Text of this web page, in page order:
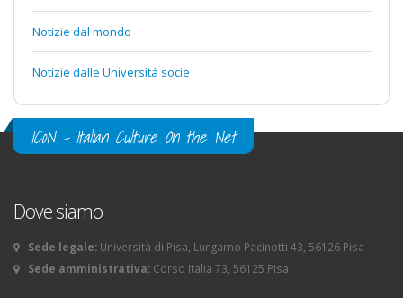
Notizie dal mondo
Notizie dalle Università socie
ICoN - Italian Culture On the Net
Dove siamo
Sede legale: Università di Pisa, Lungarno Pacinotti 43, 56126 Pisa
Sede amministrativa: Corso Italia 73, 56125 Pisa